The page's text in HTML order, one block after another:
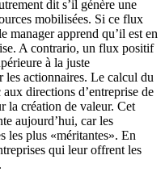
dit s’il génère une
mobilisées. Si ce flux
manager apprend qu’il est en
A contrario, un flux positif
à la juste
les actionnaires. Le calcul du
directions d’entreprise de
la création de valeur. Cet
aujourd’hui, car les
les plus «méritantes». En
qui leur offrent les